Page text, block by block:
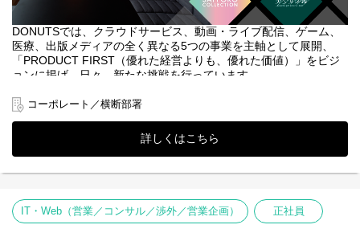
■選考フロー
①書類選考 ※履歴書（顔写真付）、職務経歴書
↓
②一次面接（室長）
↓
③内定
DONUTSでは、クラウドサービス、動画・ライブ配信、ゲーム、
医療、出版メディアの全く異なる5つの事業を主軸として展開、
「PRODUCT FIRST（優れた経営よりも、優れた価値）」をビジ
ョンに掲げ、日々、新たな挑戦を行っています。
本ポジションでは、DONUTSが展開する様々なメディア・蓄積し
てきた手法を用いて、顧客に提供する体験価値を創り出し、ビジ
ネスに貢献できるビジネス―パートナーとなることが求められま
急速に変化するメディア環境の中で、人気女性雑誌『Ray』、最大
級のファッション＆カルチャーイベント『札幌コレクション』、
ライン／オフラインを組み合わせた唯一無二の体験価値を生み出
すことが可能です。
コーポレート／横断部署
詳しくはこちら
IT・Web（営業／コンサル／渉外／営業企画） 正社員